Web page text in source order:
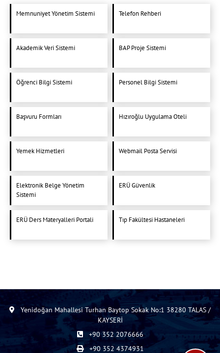
Memnuniyet Yönetim Sistemi Telefon Rehberi
Akademik Veri Sistemi BAP Proje Sistemi
Öğrenci Bilgi Sistemi Personel Bilgi Sistemi
Başvuru Formları Hızıroğlu Uygulama Oteli
Yemek Hizmetleri Webmail Posta Servisi
Elektronik Belge Yönetim
Sistemi
ERÜ Güvenlik
ERÜ Ders Materyalleri Portali Tıp Fakültesi Hastaneleri
Yenidoğan Mahallesi Turhan Baytop Sokak No:1 38280 TALAS /
KAYSERİ
+90 352 2076666
+90 352 4374931